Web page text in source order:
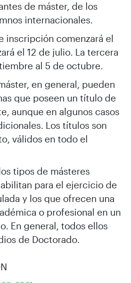
de máster, de los
internacionales.
inscripción comenzará el
el 12 de julio. La tercera
al 5 de octubre.
en general, pueden
que poseen un título de
aunque en algunos casos
Los títulos son
válidos en todo el
tipos de másteres
para el ejercicio de
y los que ofrecen una
o profesional en un
En general, todos ellos
de Doctorado.